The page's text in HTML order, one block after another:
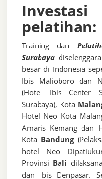
pelatihan:
Training dan
Surabaya
besar di Indonesia
Ibis Malioboro dan
(Hotel Ibis Center
Surabaya), Kota
Hotel Neo Kota
Amaris Kemang dan
Kota Bandung
hotel Neo
Provinsi Bali
dan Ibis Denpasar.